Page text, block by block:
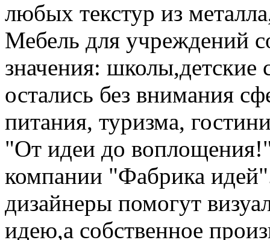
любых текстур из
Мебель для учреждений
значения:
остались без внимания
питания, туризма,
"От идеи до
компании "Фабрика
дизайнеры помогут
идею,а собственное